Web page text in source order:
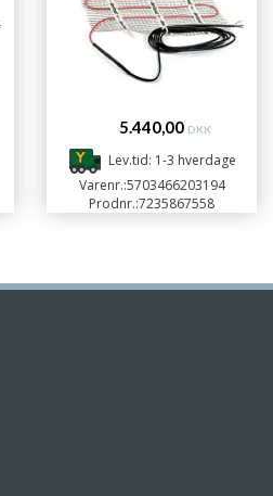
5.440,00 DKK
Lev.tid: 1-3 hverdage
Varenr.:5703466203194
Prodnr.:7235867558